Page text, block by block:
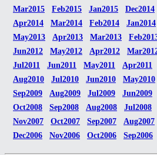
Mar2015
Feb2015 Jan2015 Dec2014
Apr2014
Mar2014 Feb2014 Jan2014
May2013
Apr2013 Mar2013
Jun2012
May2012 Apr2012
Jul2011
Jun2011 May2011 Apr2011
Aug2010
Jul2010 Jun2010 May2010
Sep2009
Aug2009 Jul2009 Jun2009
Oct2008
Sep2008 Aug2008 Jul2008
Nov2007
Oct2007 Sep2007 Aug2007
Dec2006
Nov2006 Oct2006 Sep2006